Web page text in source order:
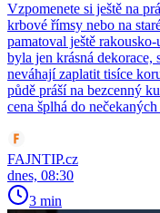
Vzpomenete si ještě na
krbové římsy nebo na
pamatoval ještě
byla jen krásná dekorace,
neváhají zaplatit tisíce
půdě práší na bezcenný
cena šplhá do
FAJNTIP.cz
dnes, 08:30
3 min